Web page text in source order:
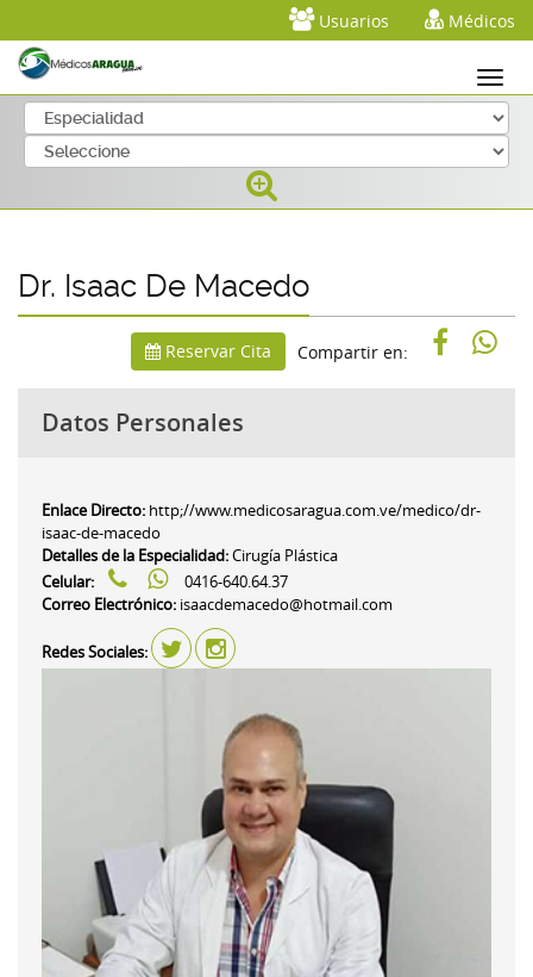
Médicos
Usuarios
Dr. Isaac De Macedo
Compartir en:
Reservar Cita
Datos Personales
Enlace Directo: http;//www.medicosaragua.com.ve/medico/dr-
isaac-de-macedo
Detalles de la Especialidad:Cirugía Plástica
Celular:
0416-640.64.37
Correo Electrónico: isaacdemacedo@hotmail.com
Redes Sociales: